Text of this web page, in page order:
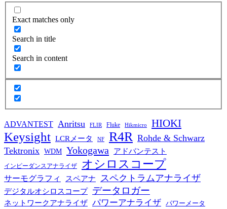
Exact matches only
Search in title
Search in content
ADVANTEST Anritsu FLIR Fluke Hikmicro HIOKI
Keysight LCRメータ NF R4R Rohde & Schwarz
Tektronix WDM Yokogawa アドバンテスト
インピーダンスアナライザ オシロスコープ
サーモグラフィ スペアナ スペクトラムアナライザ
デジタルオシロスコープ データロガー
ネットワークアナライザ パワーアナライザ パワーメータ